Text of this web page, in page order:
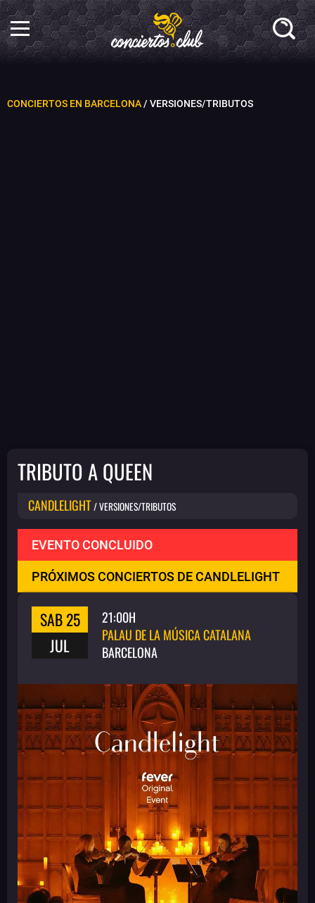
CONCIERTOS EN BARCELONA/ VERSIONES/TRIBUTOS
TRIBUTO A QUEEN
CANDLELIGHT / VERSIONES/TRIBUTOS
EVENTO CONCLUIDO
PRÓXIMOS CONCIERTOS DE CANDLELIGHT
SAB 25
JUL
21:00H
PALAU DE LA MÚSICA CATALANA
BARCELONA